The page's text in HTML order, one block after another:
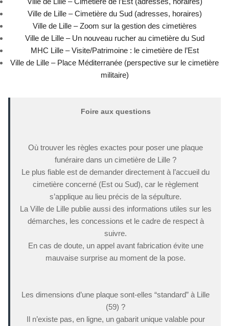
Ville de Lille – Cimetière du Sud (adresses, horaires)
Ville de Lille – Zoom sur la gestion des cimetières
Ville de Lille – Un nouveau rucher au cimetière du Sud
MHC Lille – Visite/Patrimoine : le cimetière de l’Est
Ville de Lille – Place Méditerranée (perspective sur le cimetière
militaire)
Foire aux questions
Où trouver les règles exactes pour poser une plaque
funéraire dans un cimetière de Lille ?
Le plus fiable est de demander directement à l’accueil du
cimetière concerné (Est ou Sud), car le règlement
s’applique au lieu précis de la sépulture.
La Ville de Lille publie aussi des informations utiles sur les
démarches, les concessions et le cadre de respect à
suivre.
En cas de doute, un appel avant fabrication évite une
mauvaise surprise au moment de la pose.
Les dimensions d’une plaque sont-elles “standard” à Lille
(59) ?
Il n’existe pas, en ligne, un gabarit unique valable pour